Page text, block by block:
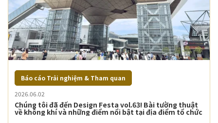
Báo cáo Trải nghiệm & Tham quan
2026.06.02
Chúng tôi đã đến Design Festa vol.63! Bài tường thuật
về không khí và những điểm nổi bật tại địa điểm tổ chức